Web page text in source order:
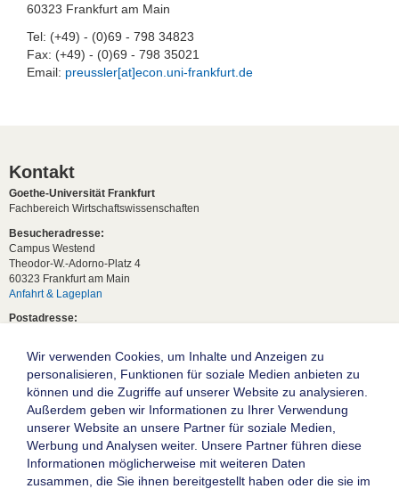
60323 Frankfurt am Main
Tel: (+49) - (0)69 - 798 34823
Fax: (+49) - (0)69 - 798 35021
Email: preussler[at]econ.uni-frankfurt.de
Kontakt
Goethe-Universität Frankfurt
Fachbereich Wirtschaftswissenschaften
Besucheradresse:
Campus Westend
Theodor-W.-Adorno-Platz 4
60323 Frankfurt am Main
Anfahrt & Lageplan
Postadresse:
Studentische Anfragen:
studium[at]wiwi.uni-frankfurt[dot]de
Allgemeine Anfragen:
dekanat02[at]wiwi.uni-frankfurt[dot]de
Wir verwenden Cookies, um Inhalte und Anzeigen zu
personalisieren, Funktionen für soziale Medien anbieten zu
können und die Zugriffe auf unserer Website zu analysieren.
Außerdem geben wir Informationen zu Ihrer Verwendung
unserer Website an unsere Partner für soziale Medien,
Werbung und Analysen weiter. Unsere Partner führen diese
Informationen möglicherweise mit weiteren Daten
zusammen, die Sie ihnen bereitgestellt haben oder die sie im